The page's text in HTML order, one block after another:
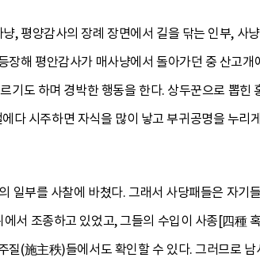
, 평양감사의 장례 장면에서 길을 닦는 인부, 사
해 평안감사가 매사냥에서 돌아가던 중 산고
기도 하며 경박한 행동을 한다. 상두꾼으로 뽑힌
다 시주하면 자식을 많이 낳고 부귀공명을 누리
일부를 사찰에 바쳤다. 그래서 사당패들은 자기
서 조종하고 있었고, 그들의 수입이 사종[四種
(施主秩)들에서도 확인할 수 있다. 그러므로